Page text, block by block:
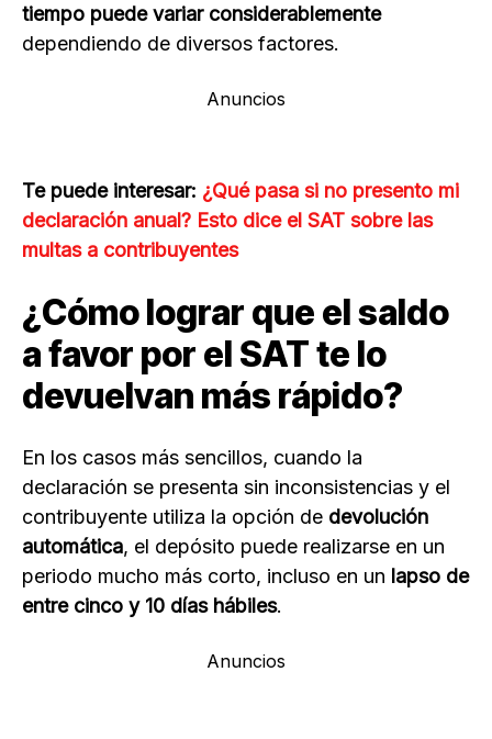
tiempo puede variar considerablemente
dependiendo de diversos factores.
Anuncios
Te puede interesar: ¿Qué pasa si no presento mi
declaración anual? Esto dice el SAT sobre las
multas a contribuyentes
¿Cómo lograr que el saldo
a favor por el SAT te lo
devuelvan más rápido?
En los casos más sencillos, cuando la
declaración se presenta sin inconsistencias y el
contribuyente utiliza la opción de devolución
automática, el depósito puede realizarse en un
periodo mucho más corto, incluso en un lapso de
entre cinco y 10 días hábiles.
Anuncios